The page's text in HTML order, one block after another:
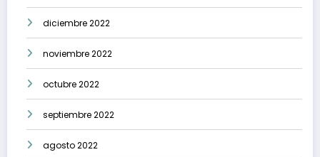
diciembre 2022
noviembre 2022
octubre 2022
septiembre 2022
agosto 2022